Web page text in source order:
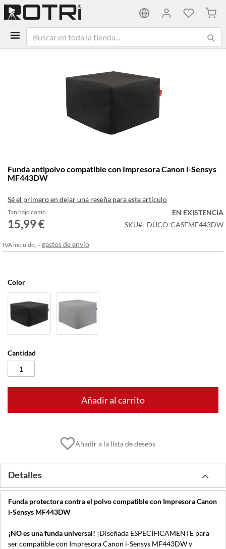
Mi
al
comienzo
la
galería
de
Funda antipolvo compatible con Impresora Canon i-Sensys
MF443DW
Sé el primero en dejar una reseña para este artículo
Tan bajo como
15,99 €
EN EXISTENCIA
SKU
DUCO-CASEMF443DW
IVA incluido, +gastos de envío
Color
Cantidad
Añadir al carrito
Añadir a la lista de deseos
Detalles
Funda protectora contra el polvo compatible con Impresora Canon
i-Sensys MF443DW
¡NO es una funda universal! ¡Diseñada ESPECÍFICAMENTE para
ser compatible con Impresora Canon i-Sensys MF443DW y